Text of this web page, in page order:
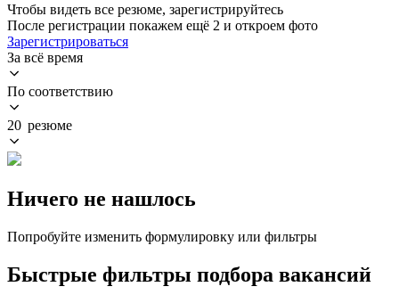
Чтобы видеть все резюме, зарегистрируйтесь
После регистрации покажем ещё 2 и откроем фото
Зарегистрироваться
За всё время
По соответствию
20 резюме
Ничего не нашлось
Попробуйте изменить формулировку или фильтры
Быстрые фильтры подбора вакансий